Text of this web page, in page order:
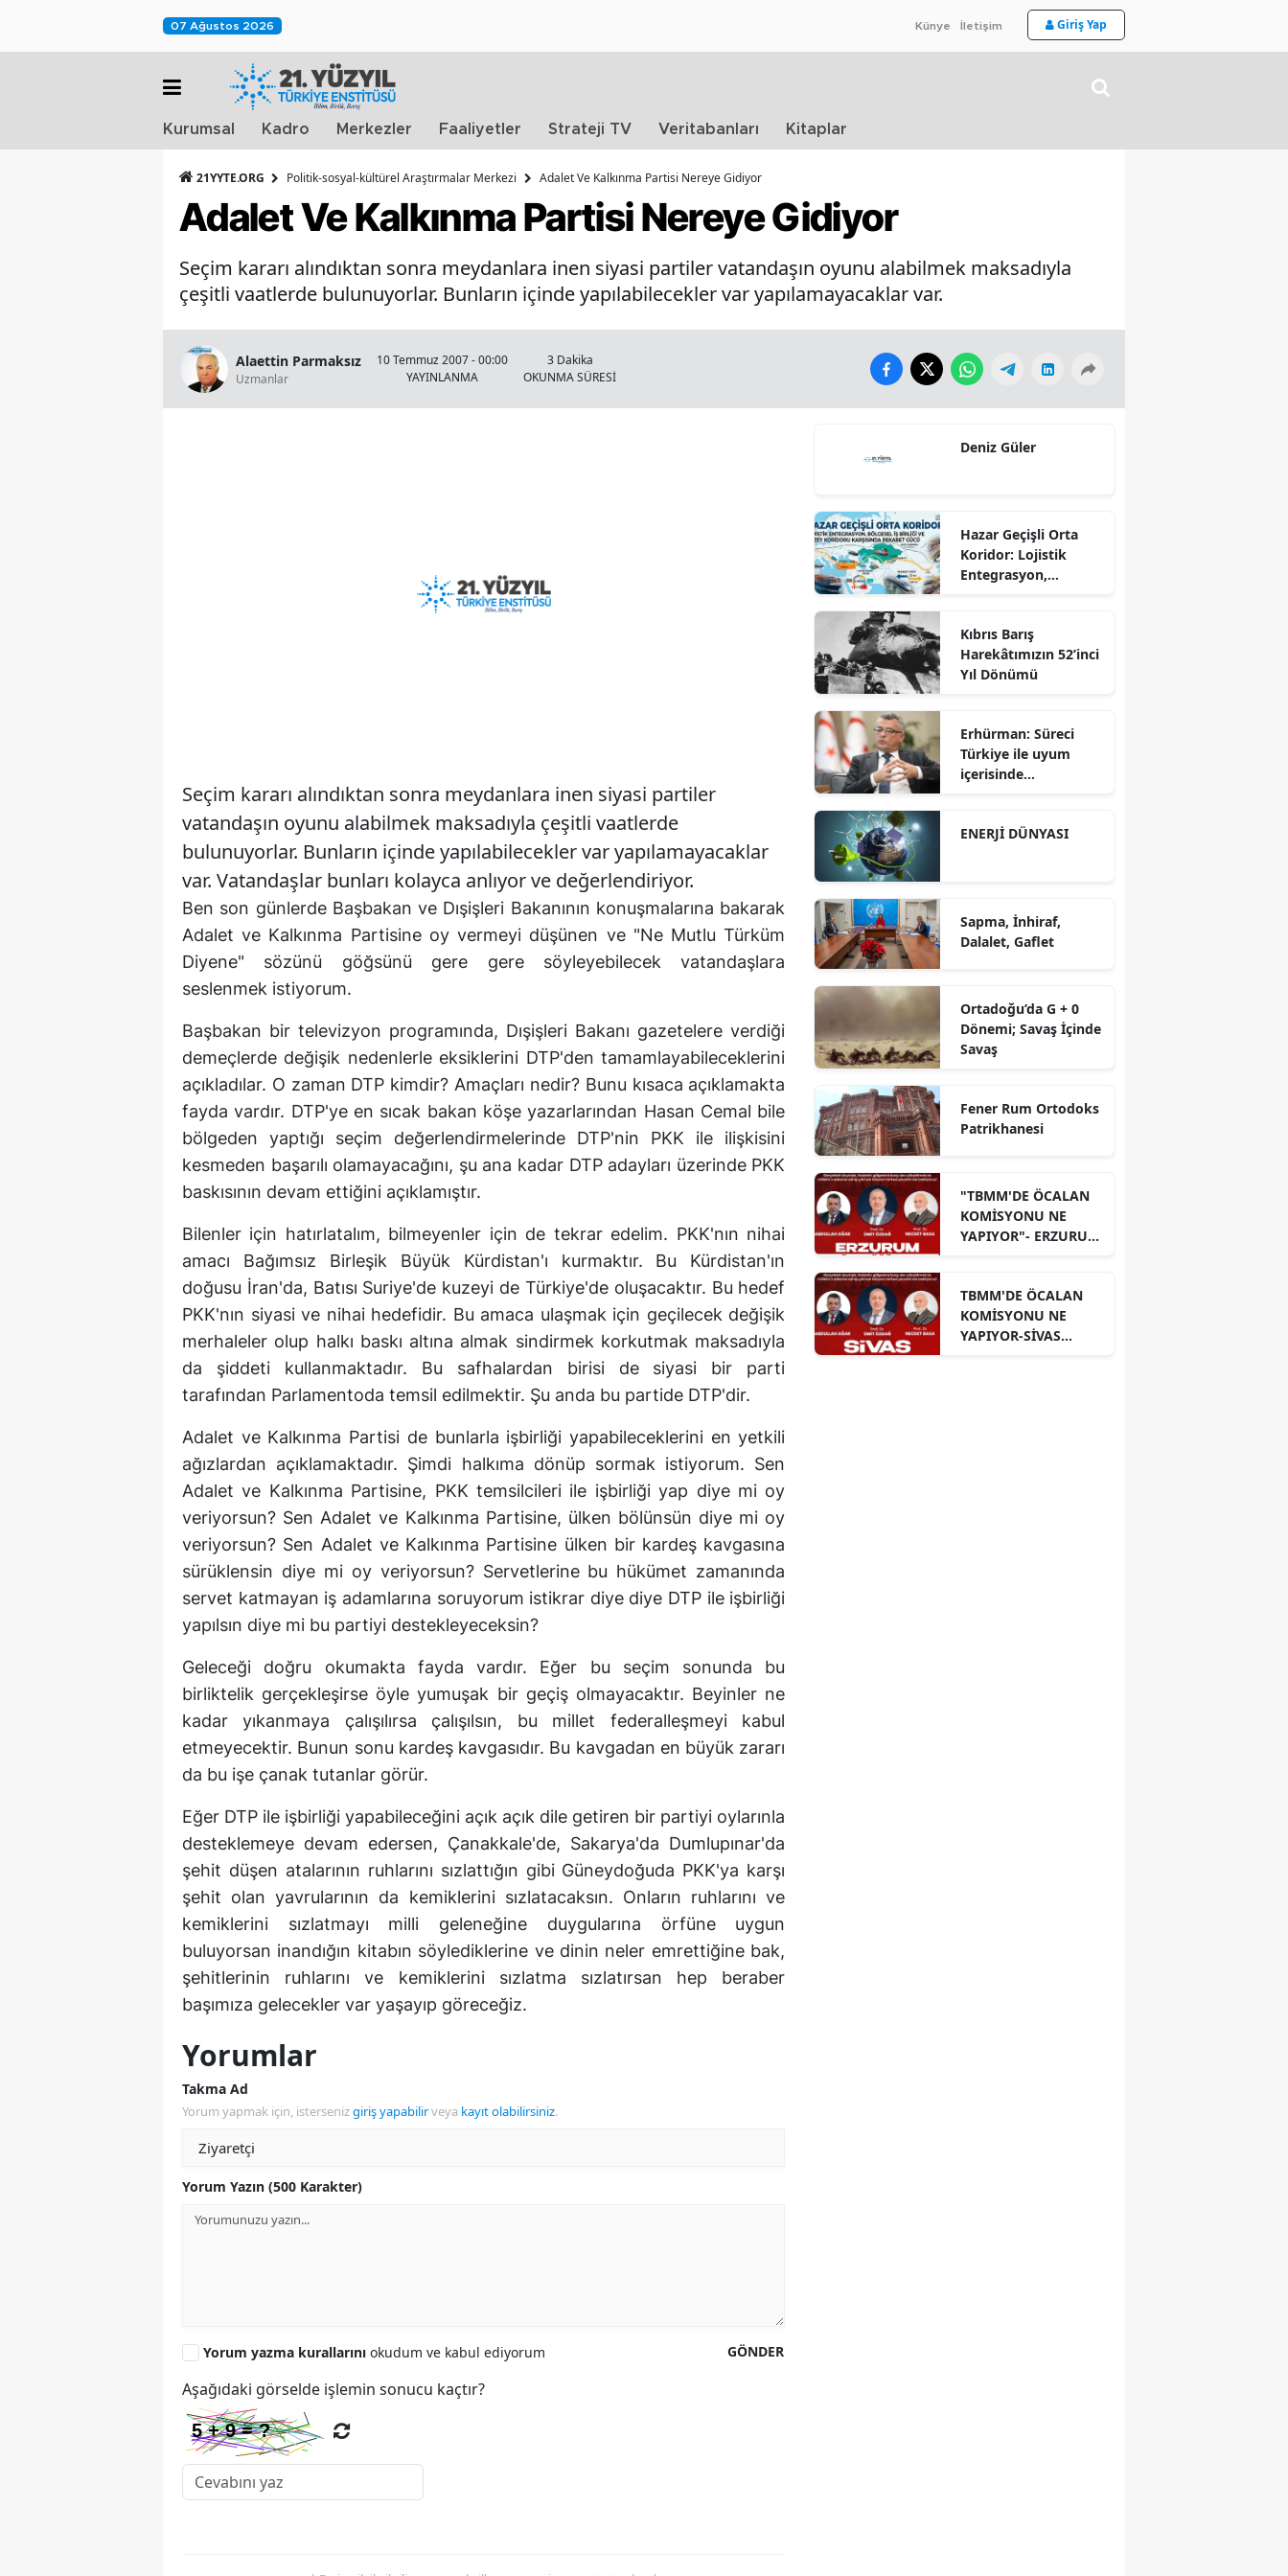
07 Ağustos 2026 Künye İletişim Giriş Yap
Kurumsal Kadro Merkezler Faaliyetler Strateji TV Veritabanları Kitaplar
21YYTE.ORG Politik-sosyal-kültürel Araştırmalar Merkezi Adalet Ve Kalkınma Partisi Nereye Gidiyor
Adalet Ve Kalkınma Partisi Nereye Gidiyor
Seçim kararı alındıktan sonra meydanlara inen siyasi partiler vatandaşın oyunu alabilmek maksadıyla
çeşitli vaatlerde bulunuyorlar. Bunların içinde yapılabilecekler var yapılamayacaklar var.
Alaettin Parmaksız
Uzmanlar
10 Temmuz 2007 - 00:00
YAYINLANMA
3 Dakika
OKUNMA SÜRESİ
Seçim kararı alındıktan sonra meydanlara inen siyasi partiler
vatandaşın oyunu alabilmek maksadıyla çeşitli vaatlerde
bulunuyorlar. Bunların içinde yapılabilecekler var yapılamayacaklar
var. Vatandaşlar bunları kolayca anlıyor ve değerlendiriyor.
Ben son günlerde Başbakan ve Dışişleri Bakanının konuşmalarına bakarak
Adalet ve Kalkınma Partisine oy vermeyi düşünen ve "Ne Mutlu Türküm
Diyene" sözünü göğsünü gere gere söyleyebilecek vatandaşlara
seslenmek istiyorum.
Başbakan bir televizyon programında, Dışişleri Bakanı gazetelere verdiği
demeçlerde değişik nedenlerle eksiklerini DTP'den tamamlayabileceklerini
açıkladılar. O zaman DTP kimdir? Amaçları nedir? Bunu kısaca açıklamakta
fayda vardır. DTP'ye en sıcak bakan köşe yazarlarından Hasan Cemal bile
bölgeden yaptığı seçim değerlendirmelerinde DTP'nin PKK ile ilişkisini
kesmeden başarılı olamayacağını, şu ana kadar DTP adayları üzerinde PKK
baskısının devam ettiğini açıklamıştır.
Bilenler için hatırlatalım, bilmeyenler için de tekrar edelim. PKK'nın nihai
amacı Bağımsız Birleşik Büyük Kürdistan'ı kurmaktır. Bu Kürdistan'ın
doğusu İran'da, Batısı Suriye'de kuzeyi de Türkiye'de oluşacaktır. Bu hedef
PKK'nın siyasi ve nihai hedefidir. Bu amaca ulaşmak için geçilecek değişik
merhaleler olup halkı baskı altına almak sindirmek korkutmak maksadıyla
da şiddeti kullanmaktadır. Bu safhalardan birisi de siyasi bir parti
tarafından Parlamentoda temsil edilmektir. Şu anda bu partide DTP'dir.
Adalet ve Kalkınma Partisi de bunlarla işbirliği yapabileceklerini en yetkili
ağızlardan açıklamaktadır. Şimdi halkıma dönüp sormak istiyorum. Sen
Adalet ve Kalkınma Partisine, PKK temsilcileri ile işbirliği yap diye mi oy
veriyorsun? Sen Adalet ve Kalkınma Partisine, ülken bölünsün diye mi oy
veriyorsun? Sen Adalet ve Kalkınma Partisine ülken bir kardeş kavgasına
sürüklensin diye mi oy veriyorsun? Servetlerine bu hükümet zamanında
servet katmayan iş adamlarına soruyorum istikrar diye diye DTP ile işbirliği
yapılsın diye mi bu partiyi destekleyeceksin?
Geleceği doğru okumakta fayda vardır. Eğer bu seçim sonunda bu
birliktelik gerçekleşirse öyle yumuşak bir geçiş olmayacaktır. Beyinler ne
kadar yıkanmaya çalışılırsa çalışılsın, bu millet federalleşmeyi kabul
etmeyecektir. Bunun sonu kardeş kavgasıdır. Bu kavgadan en büyük zararı
da bu işe çanak tutanlar görür.
Eğer DTP ile işbirliği yapabileceğini açık açık dile getiren bir partiyi oylarınla
desteklemeye devam edersen, Çanakkale'de, Sakarya'da Dumlupınar'da
şehit düşen atalarının ruhlarını sızlattığın gibi Güneydoğuda PKK'ya karşı
şehit olan yavrularının da kemiklerini sızlatacaksın. Onların ruhlarını ve
kemiklerini sızlatmayı milli geleneğine duygularına örfüne uygun
buluyorsan inandığın kitabın söylediklerine ve dinin neler emrettiğine bak,
şehitlerinin ruhlarını ve kemiklerini sızlatma sızlatırsan hep beraber
başımıza gelecekler var yaşayıp göreceğiz.
Yorumlar
Takma Ad
Yorum yapmak için, istersenizgiriş yapabilirveya kayıt olabilirsiniz.
Yorum Yazın (500 Karakter)
GÖNDER
Yorum yazma kurallarını okudum ve kabul ediyorum
Aşağıdaki görselde işlemin sonucu kaçtır?
Deniz Güler
Hazar Geçişli Orta
Koridor: Lojistik
Entegrasyon,
Karşısında Rekabet
Gücü
Kıbrıs Barış
Harekâtımızın 52’inci
Yıl Dönümü
Erhürman: Süreci
Türkiye ile uyum
içerisinde
ENERJİ DÜNYASI
Sapma, İnhiraf,
Dalalet, Gaflet
Ortadoğu’da G + 0
Dönemi; Savaş İçinde
Savaş
Fener Rum Ortodoks
Patrikhanesi
"TBMM'DE ÖCALAN
KOMİSYONU NE
YAPIYOR"- ERZURUM
TBMM'DE ÖCALAN
KOMİSYONU NE
YAPIYOR-SİVAS